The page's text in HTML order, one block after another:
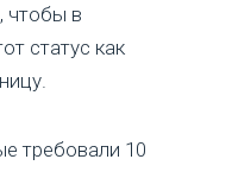
чтобы в
статус как
требовали 10